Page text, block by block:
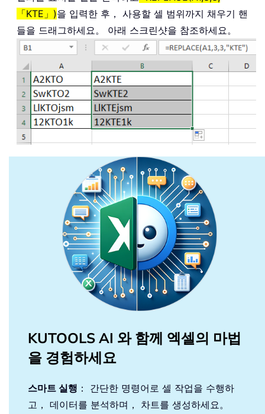
「KTE」)을 입력한 후， 사용할 셀 범위까지 채우기 핸
들을 드래그하세요。 아래 스크린샷을 참조하세요。
KUTOOLS AI 와 함께 엑셀의 마법
을 경험하세요
스마트 실행 ： 간단한 명령어로 셀 작업을 수행하
고， 데이터를 분석하며， 차트를 생성하세요。